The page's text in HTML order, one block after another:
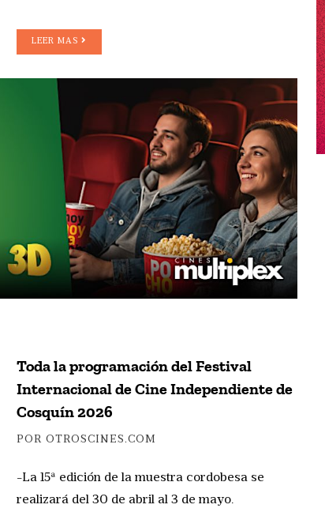
LEER MAS
Toda la programación del Festival
Internacional de Cine Independiente de
Cosquín 2026
POR OTROSCINES.COM
-La 15ª edición de la muestra cordobesa se
realizará del 30 de abril al 3 de mayo.